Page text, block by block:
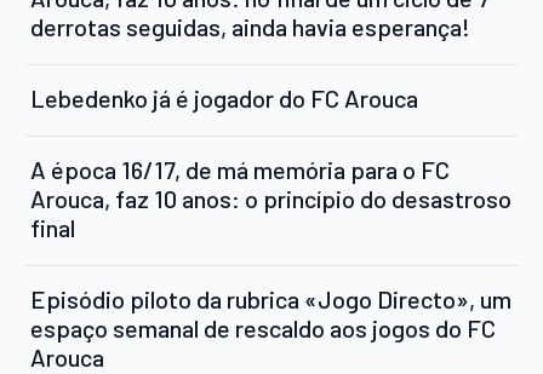
derrotas seguidas, ainda havia esperança!
Lebedenko já é jogador do FC Arouca
A época 16/17, de má memória para o FC
Arouca, faz 10 anos: o princípio do desastroso
final
Episódio piloto da rubrica «Jogo Directo», um
espaço semanal de rescaldo aos jogos do FC
Arouca